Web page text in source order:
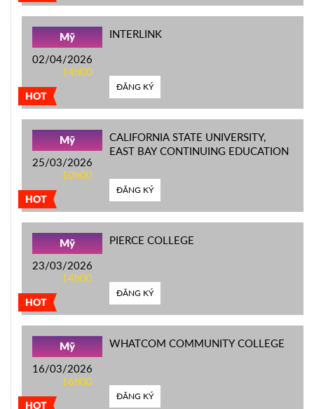
HOT
Mỹ
02/04/2026
14h00
INTERLINK
ĐĂNG KÝ
HOT
Mỹ
25/03/2026
10h00
CALIFORNIA STATE UNIVERSITY,
EAST BAY CONTINUING EDUCATION
ĐĂNG KÝ
HOT
Mỹ
23/03/2026
14h00
PIERCE COLLEGE
ĐĂNG KÝ
HOT
Mỹ
16/03/2026
16h00
WHATCOM COMMUNITY COLLEGE
ĐĂNG KÝ